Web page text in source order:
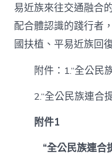
易近族來往交通融合
配合體認識的踐行者
國扶植、平易近族回
附件：1.“全公民族
2.“全公民族連合
附件1
“全公民族連合